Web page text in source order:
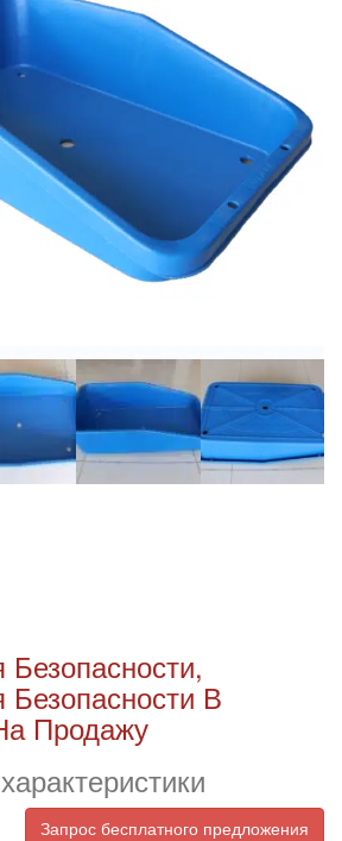
В
Продажу
Запрос бесплатного предложения